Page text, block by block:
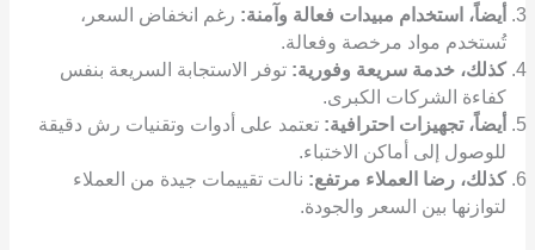
أيضاً، استخدام مبيدات فعالة وآمنة: رغم انخفاض السعر،
تُستخدم مواد مرخصة وفعالة.
كذلك، خدمة سريعة وفورية: توفر الاستجابة السريعة بنفس
كفاءة الشركات الكبرى.
أيضاً، تجهيزات احترافية: تعتمد على أدوات وتقنيات رش دقيقة
للوصول إلى أماكن الاختباء.
كذلك، رضا العملاء مرتفع: نالت تقييمات جيدة من العملاء
لتوازنها بين السعر والجودة.